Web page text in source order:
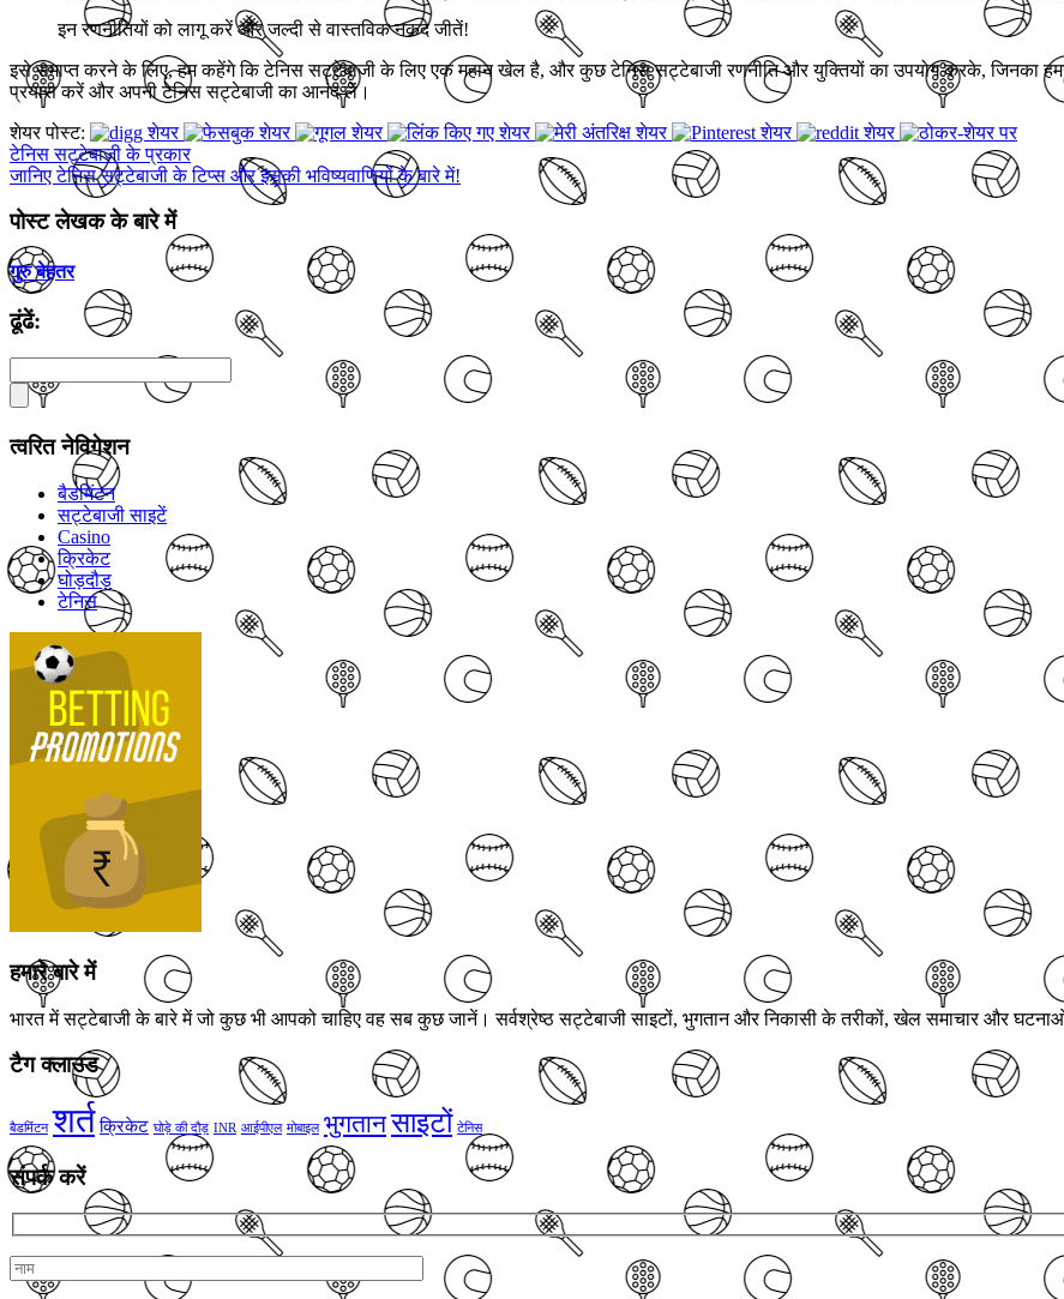
इन रणनीतियों को लागू करें और जल्दी से वास्तविक नकद जीतें!
इसे समाप्त करने के लिए, हम कहेंगे कि टेनिस सट्टेबाजी के लिए एक महान खेल है, और कुछ टेनिस सट्टेबाजी रणनीति और युक्तियों का उपयोग करके,
प्रयास करें और अपनी टेनिस सट्टेबाजी का आनंद लें।
शेयर पोस्ट:
टेनिस सट्टेबाजी के प्रकार
जानिए टेनिस सट्टेबाजी के टिप्स और इसकी भविष्यवाणियों के बारे में!
पोस्ट लेखक के बारे में
गुरु बेहतर
ढूंढें:
त्वरित नेविगेशन
बैडमिंटन
सट्टेबाजी साइटें
Casino
क्रिकेट
घोड़दौड़
टेनिस
हमारे बारे में
भारत में सट्टेबाजी के बारे में जो कुछ भी आपको चाहिए वह सब कुछ जानें। सर्वश्रेष्ठ सट्टेबाजी साइटों, भुगतान और निकासी के तरीकों, खेल समाचार और
टैग क्लाउड
बैडमिंटन शर्त क्रिकेट घोड़े की दौड़ INR आईपीएल मोबाइल भुगतानसाइटों टेनिस
संपर्क करें